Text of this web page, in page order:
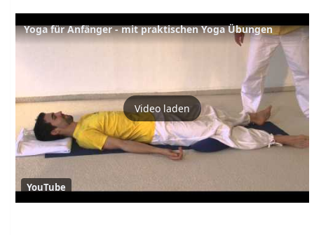
Yoga für Anfänger - mit praktischen Yoga Übungen
Video laden
YouTube